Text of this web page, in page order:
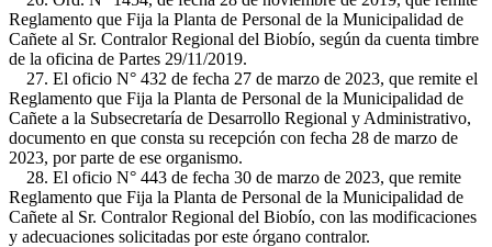
Reglamento que Fija la Planta de Personal de la Municipalidad de
Cañete al Sr. Contralor Regional del Biobío, según da cuenta timbre
de la oficina de Partes 29/11/2019.
27. El oficio N° 432 de fecha 27 de marzo de 2023, que remite el
Reglamento que Fija la Planta de Personal de la Municipalidad de
Cañete a la Subsecretaría de Desarrollo Regional y Administrativo,
documento en que consta su recepción con fecha 28 de marzo de
2023, por parte de ese organismo.
28. El oficio N° 443 de fecha 30 de marzo de 2023, que remite
Reglamento que Fija la Planta de Personal de la Municipalidad de
Cañete al Sr. Contralor Regional del Biobío, con las modificaciones
y adecuaciones solicitadas por este órgano contralor.